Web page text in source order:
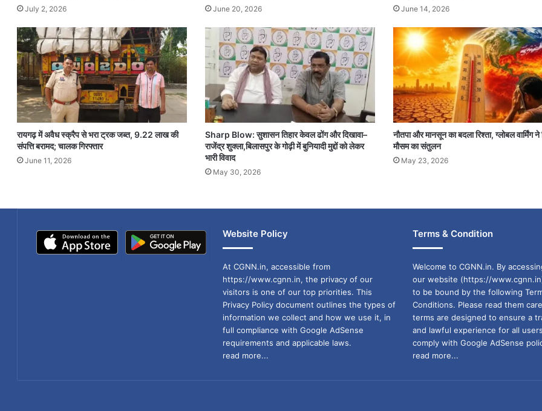
July 2, 2026 June 20, 2026 June 14, 2026
रायगढ़ में अवैध स्क्रैप से भरा ट्रक जब्त, 9.22 लाख की
संपत्ति बरामद; चालक गिरफ्तार
June 11, 2026
Sharp Blow: सुशासन तिहार केवल ढोंग और दिखावा–
राजेंद्र शुक्ला,बिलासपुर के गोढ़ी में बुनियादी मुद्दों को लेकर
भारी विवाद
May 30, 2026
नौतपा और मानसून का बदला रिश्ता, ग्लोबल वार्मिंग ने
मौसम का संतुलन
May 23, 2026
Website Policy
At CGNN.in, accessible from
https://www.cgnn.in, the privacy of our
visitors is one of our top priorities. This
Privacy Policy document outlines the types of
information we collect and how we use it, in
full compliance with Google AdSense
requirements and applicable laws.
read more...
Terms & Condition
Welcome to CGNN.in. By
our website (https://
to be bound by the following
Conditions. Please read them
terms are designed to ensure a
and lawful experience for all
comply with Google AdSense
read more...